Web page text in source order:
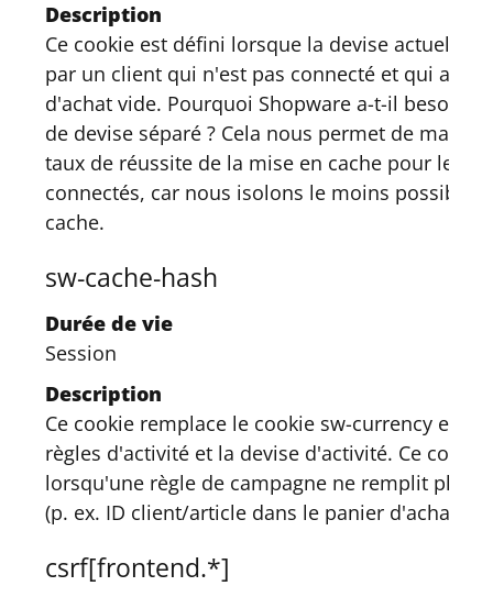
Description
Ce cookie est défini lorsque la devise actuelle
par un client qui n'est pas connecté et qui a un
d'achat vide. Pourquoi Shopware a-t-il besoin
de devise séparé ? Cela nous permet de
taux de réussite de la mise en cache pour les
connectés, car nous isolons le moins possible
cache.
sw-cache-hash
Durée de vie
Session
Description
Ce cookie remplace le cookie sw-currency et
règles d'activité et la devise d'activité. Ce
lorsqu'une règle de campagne ne remplit plus
(p. ex. ID client/article dans le panier d'achat).
csrf[frontend.*]